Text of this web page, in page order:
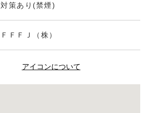
対策あり(禁煙)
ＦＦＦＪ（株）
アイコンについて